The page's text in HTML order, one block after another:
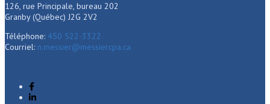
126, rue Principale, bureau 202
Granby (Québec) J2G 2V2
Téléphone: 450 522-3322
Courriel: n.messier@messiercpa.ca